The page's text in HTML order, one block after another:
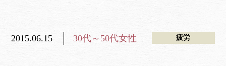
2015.06.15 30代～50代女性 疲労